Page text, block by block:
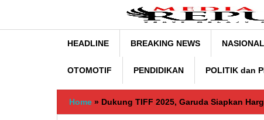
konten
HEADLINE
BREAKING NEWS NASIONAL
OTOMOTIF PENDIDIKAN POLITIK dan
Home » Dukung TIFF 2025, Garuda Siapkan